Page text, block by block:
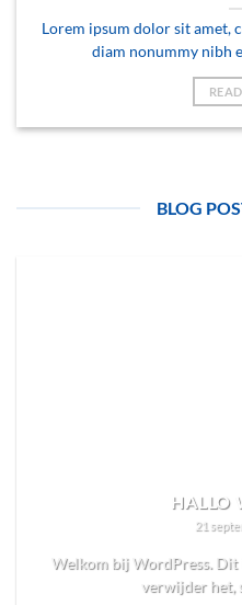
Lorem ipsum dolor sit amet,
diam nonummy nibh
BLOG
HALLO
21
Welkom bij WordPress.
verwijder het,